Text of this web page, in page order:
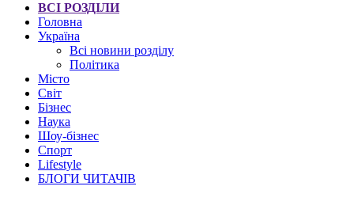
ВСІ РОЗДІЛИ
Головна
Україна
Всі новини розділу
Політика
Місто
Світ
Бізнес
Наука
Шоу-бізнес
Спорт
Lifestyle
БЛОГИ ЧИТАЧІВ